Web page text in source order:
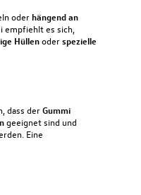
oder hängend an
empfiehlt es sich,
Hüllen oder spezielle
dass der Gummi
geeignet sind und
Eine